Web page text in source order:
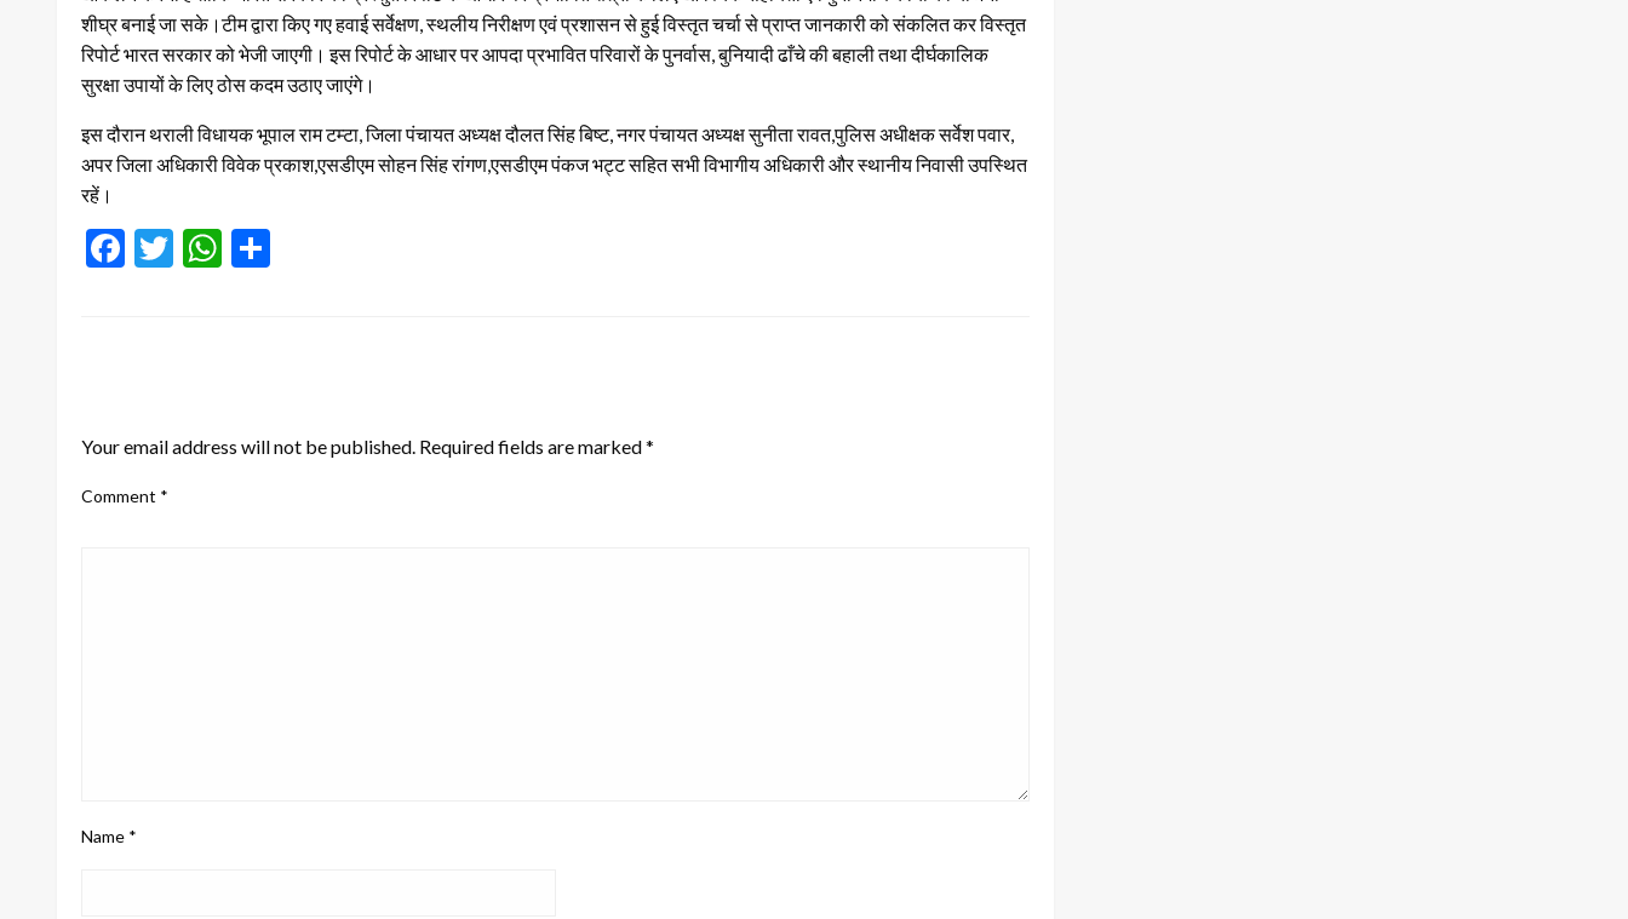
शीघ्र बनाई जा सके।टीम द्वारा किए गए हवाई सर्वेक्षण, स्थलीय निरीक्षण एवं प्रशासन से हुई विस्तृत चर्चा से प्राप्त जानकारी को संकलित कर विस्तृत
रिपोर्ट भारत सरकार को भेजी जाएगी। इस रिपोर्ट के आधार पर आपदा प्रभावित परिवारों के पुनर्वास, बुनियादी ढाँचे की बहाली तथा दीर्घकालिक
सुरक्षा उपायों के लिए ठोस कदम उठाए जाएंगे।
इस दौरान थराली विधायक भूपाल राम टम्टा, जिला पंचायत अध्यक्ष दौलत सिंह बिष्ट, नगर पंचायत अध्यक्ष सुनीता रावत,पुलिस अधीक्षक सर्वेश पवार,
अपर जिला अधिकारी विवेक प्रकाश,एसडीएम सोहन सिंह रांगण,एसडीएम पंकज भट्ट सहित सभी विभागीय अधिकारी और स्थानीय निवासी उपस्थित
रहें।
Facebook
TwitterWhatsApp
Your email address will not be published. Required fields are marked*
Comment *
Name *